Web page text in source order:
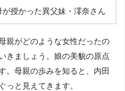
が授かった異父妹・澪奈さん
親がどのような女性だったの
きましょう。娘の美貌の原点
。母親の歩みを知ると、内田
っと見えてきます。